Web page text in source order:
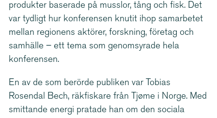
produkter baserade på musslor, tång och fisk. Det
var tydligt hur konferensen knutit ihop samarbetet
mellan regionens aktörer, forskning, företag och
samhälle – ett tema som genomsyrade hela
konferensen.
En av de som berörde publiken var Tobias
Rosendal Bech, räkfiskare från Tjøme i Norge. Med
smittande energi pratade han om den sociala